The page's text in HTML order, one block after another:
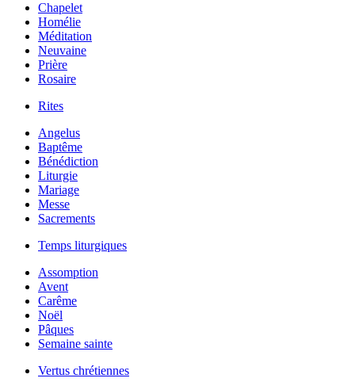
Chapelet
Homélie
Méditation
Neuvaine
Prière
Rosaire
Rites
Angelus
Baptême
Bénédiction
Liturgie
Mariage
Messe
Sacrements
Temps liturgiques
Assomption
Avent
Carême
Noël
Pâques
Semaine sainte
Vertus chrétiennes